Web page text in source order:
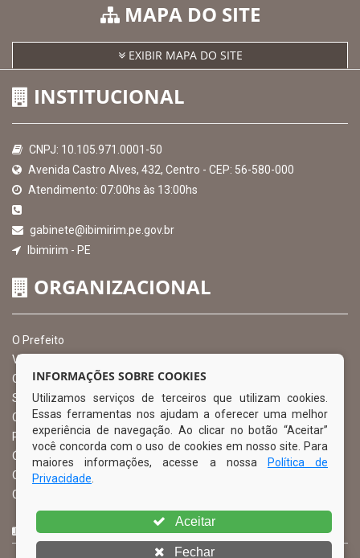
MAPA DO SITE
EXIBIR MAPA DO SITE
INSTITUCIONAL
CNPJ: 10.105.971.0001-50
Avenida Castro Alves, 432, Centro - CEP: 56-580-000
Atendimento: 07:00hs às 13:00hs
gabinete@ibimirim.pe.gov.br
Ibimirim - PE
ORGANIZACIONAL
O Prefeito
Vice Prefeito
Ouvidoria Municipal
Serviço de Informação ao Cidadão – SIC
Chefe de Gabinete
Procuradoria Geral
Órgão de Controle Interno
Organograma
Comissão Permanente de Licitação – CPL
CURTA NOSSA FAN PAGE
INFORMAÇÕES SOBRE COOKIES
Utilizamos serviços de terceiros que utilizam cookies.
Essas ferramentas nos ajudam a oferecer uma melhor
experiência de navegação. Ao clicar no botão “Aceitar”
você concorda com o uso de cookies em nosso site. Para
maiores informações, acesse a nossa
Política de
Privacidade
Aceitar
Fechar